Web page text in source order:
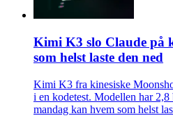
Kimi K3 slo Claude på
som helst laste den ned
Kimi K3 fra kinesiske
i en kodetest. Modellen har
mandag kan hvem som helst